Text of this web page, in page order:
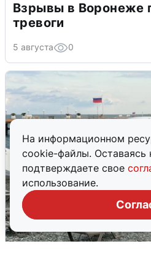
На информационном
cookie-файлы. Оставаясь
подтверждаете свое
использование.
Взрывы в Воронеже
тревоги
5 августа 0